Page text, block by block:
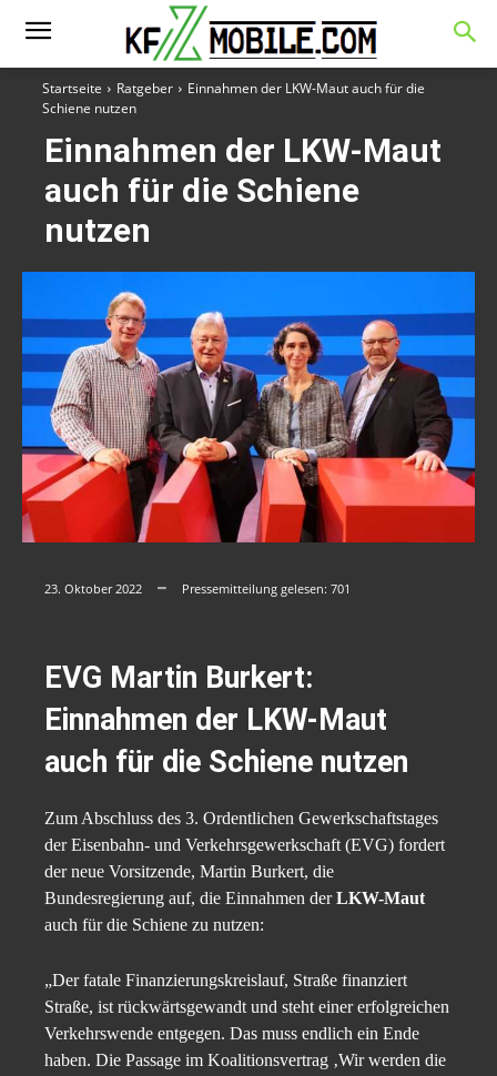
Startseite Ratgeber
Einnahmen der LKW-Maut auch für die
Schiene nutzen
Einnahmen der LKW-Maut
auch für die Schiene
nutzen
23. Oktober 2022 Pressemitteilung gelesen: 701
EVG Martin Burkert:
Einnahmen der LKW-Maut
auch für die Schiene nutzen
Zum Abschluss des 3. Ordentlichen Gewerkschaftstages
der Eisenbahn- und Verkehrsgewerkschaft (EVG) fordert
der neue Vorsitzende, Martin Burkert, die
Bundesregierung auf, die Einnahmen derLKW-Maut
auch für die Schiene zu nutzen:
„Der fatale Finanzierungskreislauf, Straße finanziert
Straße, ist rückwärtsgewandt und steht einer erfolgreichen
Verkehrswende entgegen. Das muss endlich ein Ende
haben. Die Passage im Koalitionsvertrag ‚Wir werden die